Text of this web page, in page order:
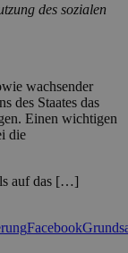
des sozialen
wachsender
des Staates das
Einen wichtigen
die
auf das […]
Facebook